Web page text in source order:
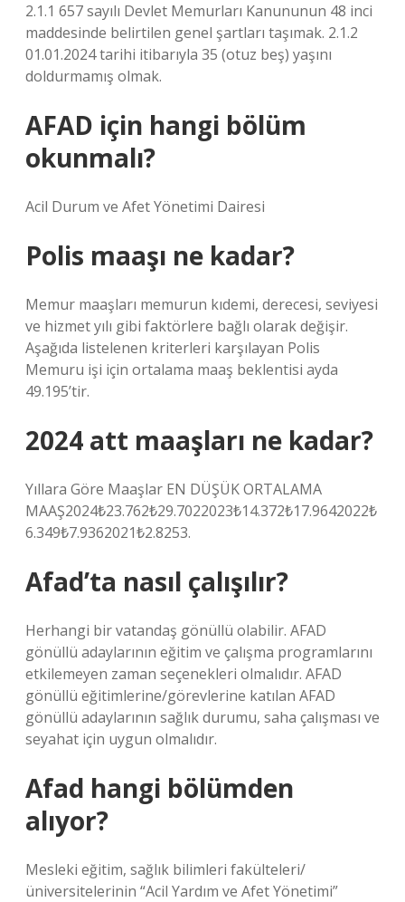
2.1.1 657 sayılı Devlet Memurları Kanununun 48 inci
maddesinde belirtilen genel şartları taşımak. 2.1.2
01.01.2024 tarihi itibarıyla 35 (otuz beş) yaşını
doldurmamış olmak.
AFAD için hangi bölüm
okunmalı?
Acil Durum ve Afet Yönetimi Dairesi
Polis maaşı ne kadar?
Memur maaşları memurun kıdemi, derecesi, seviyesi
ve hizmet yılı gibi faktörlere bağlı olarak değişir.
Aşağıda listelenen kriterleri karşılayan Polis
Memuru işi için ortalama maaş beklentisi ayda
49.195’tir.
2024 att maaşları ne kadar?
Yıllara Göre Maaşlar EN DÜŞÜK ORTALAMA
MAAŞ2024₺23.762₺29.7022023₺14.372₺17.9642022₺
6.349₺7.9362021₺2.8253.
Afad’ta nasıl çalışılır?
Herhangi bir vatandaş gönüllü olabilir. AFAD
gönüllü adaylarının eğitim ve çalışma programlarını
etkilemeyen zaman seçenekleri olmalıdır. AFAD
gönüllü eğitimlerine/görevlerine katılan AFAD
gönüllü adaylarının sağlık durumu, saha çalışması ve
seyahat için uygun olmalıdır.
Afad hangi bölümden
alıyor?
Mesleki eğitim, sağlık bilimleri fakülteleri/
üniversitelerinin “Acil Yardım ve Afet Yönetimi”